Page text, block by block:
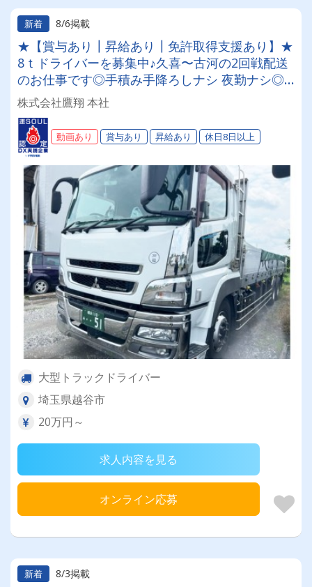
新着 8/6掲載
★【賞与あり┃昇給あり┃免許取得支援あり】★
8ｔドライバーを募集中♪久喜〜古河の2回戦配送
のお仕事です◎手積み手降ろしナシ 夜勤ナシ◎
定年後・シニア世代の方も大歓迎！◎福利厚生が
充実◎未経験者歓迎◎経験者優遇
株式会社鷹翔 本社
動画あり 賞与あり 昇給あり 休日8日以上
大型トラックドライバー
埼玉県越谷市
20万円～
求人内容を見る
オンライン応募
新着 8/3掲載